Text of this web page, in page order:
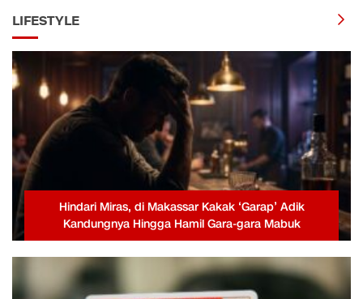
LIFESTYLE
Hindari Miras, di Makassar Kakak ‘Garap’ Adik
Kandungnya Hingga Hamil Gara-gara Mabuk